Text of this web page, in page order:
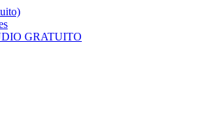
GRATUITO